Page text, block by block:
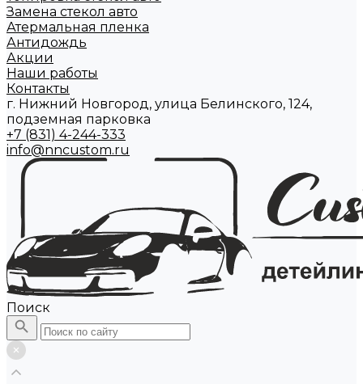
Замена стекол авто
Атермальная пленка
Антидождь
Акции
Наши работы
Контакты
г. Нижний Новгород, улица Белинского, 124,
подземная парковка
+7 (831) 4-244-333
info@nncustom.ru
Поиск